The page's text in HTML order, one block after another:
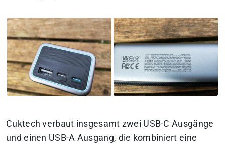
Cuktech verbaut insgesamt zwei USB-C Ausgänge
und einen USB-A Ausgang, die kombiniert eine